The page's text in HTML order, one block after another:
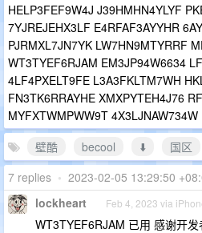
HELP3FEF9W4J J39HMHN4YLYF
7YJREJEHX3LF E4RFAF3AYYHR
PJRMXL7JN7YK LW7HN9MTYRRF
WT3TYEF6RJAM EM3JP94W6634
4LF4PXELT9FE L3A3FKLTM7WH
FN3TK6RRAYHE XMXPYTEH4J76
MYFXTWMPWW9T 4X3LJNAW734W
壁酷
becool ⬇️
国区
7 replies • 2023-02-05 13:29:50
lockheart Feb 4, 2023 via
WT3TYEF6RJAM 已用 感谢开发